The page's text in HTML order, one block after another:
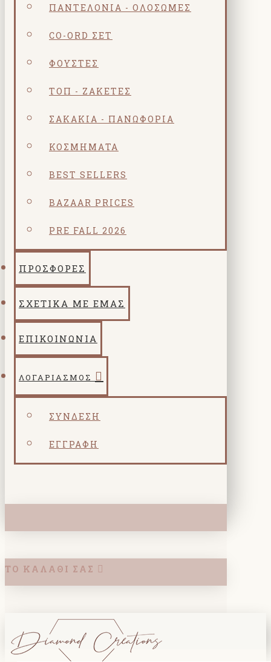
ΠΑΝΤΕΛΌΝΙΑ - ΟΛΌΣΩΜΕΣ
CO-ORD ΣΕΤ
ΦΟΎΣΤΕΣ
ΤΟΠ - ΖΑΚΈΤΕΣ
ΣΑΚΆΚΙΑ - ΠΑΝΩΦΌΡΙΑ
ΚΟΣΜΗΜΑΤΑ
BEST SELLERS
BAZAAR PRICES
PRE FALL 2026
ΠΡΟΣΦΟΡΕΣ
ΣΧΕΤΙΚΑ ΜΕ ΕΜΑΣ
ΕΠΙΚΟΙΝΩΝΙΑ
ΛΟΓΑΡΙΑΣΜΌΣ
ΣΎΝΔΕΣΗ
ΕΓΓΡΑΦΉ
ΤΟ ΚΑΛΆΘΙ ΣΑΣ